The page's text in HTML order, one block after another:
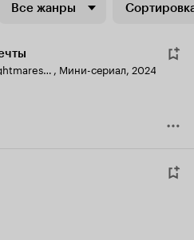
Все жанры
Joko Anwar's Nightmares and Daydreams , Мини-сериал, 2024